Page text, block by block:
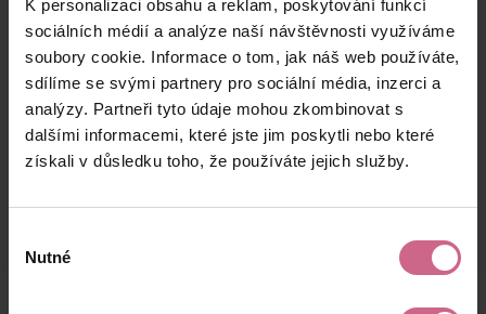
K personalizaci obsahu a reklam, poskytování funkcí
sociálních médií a analýze naší návštěvnosti využíváme
soubory cookie. Informace o tom, jak náš web používáte,
sdílíme se svými partnery pro sociální média, inzerci a
analýzy. Partneři tyto údaje mohou zkombinovat s
dalšími informacemi, které jste jim poskytli nebo které
získali v důsledku toho, že používáte jejich služby.
souhlasu
Nutné
J****
V****
5. 10. 2025
19:29:02
M****
1 000 Kč
5. 10. 2025
18:57:17
1 570 Kč
R****
N****
1 000 Kč
5. 10. 2025
17:36:54
1 570 Kč
keyboard_arrow_left keyboard_arrow_right